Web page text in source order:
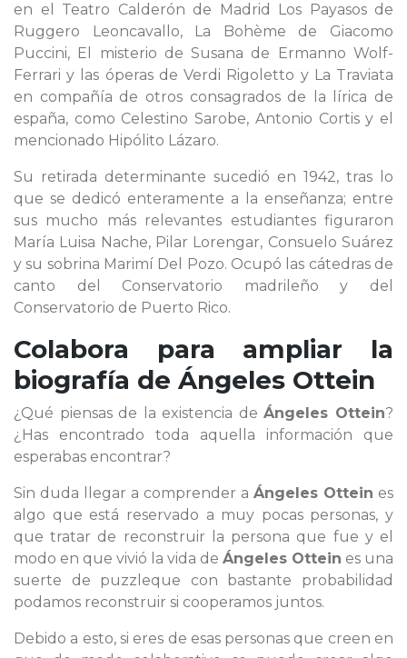
en el Teatro Calderón de Madrid Los Payasos de
Ruggero Leoncavallo, La Bohème de Giacomo
Puccini, El misterio de Susana de Ermanno Wolf-
Ferrari y las óperas de Verdi Rigoletto y La Traviata
en compañía de otros consagrados de la lírica de
españa, como Celestino Sarobe, Antonio Cortis y el
mencionado Hipólito Lázaro.
Su retirada determinante sucedió en 1942, tras lo
que se dedicó enteramente a la enseñanza; entre
sus mucho más relevantes estudiantes figuraron
María Luisa Nache, Pilar Lorengar, Consuelo Suárez
y su sobrina Marimí Del Pozo. Ocupó las cátedras de
canto del Conservatorio madrileño y del
Conservatorio de Puerto Rico.
Colabora para ampliar la
biografía de Ángeles Ottein
¿Qué piensas de la existencia deÁngeles Ottein?
¿Has encontrado toda aquella información que
esperabas encontrar?
Sin duda llegar a comprender a Ángeles Ottein es
algo que está reservado a muy pocas personas, y
que tratar de reconstruir la persona que fue y el
modo en que vivió la vida de Ángeles Ottein es una
suerte de puzzleque con bastante probabilidad
podamos reconstruir si cooperamos juntos.
Debido a esto, si eres de esas personas que creen en